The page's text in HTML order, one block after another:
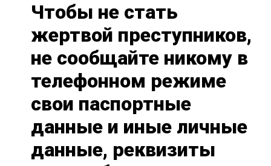
Чтобы не стать
жертвой преступников,
не сообщайте никому в
телефонном режиме
свои паспортные
данные и иные личные
данные, реквизиты